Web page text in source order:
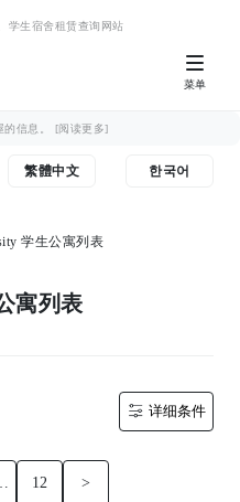
学生宿舍租赁查询网站
菜单
的信息。 [阅读更多]
繁體中文 한국어
学生公寓列表
寓列表
详细条件
12 >